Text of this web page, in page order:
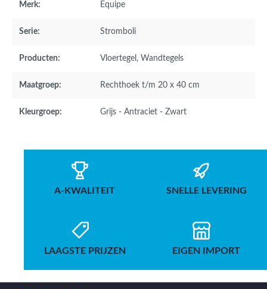
Merk: Equipe
Serie: Stromboli
Producten: Vloertegel , Wandtegels
Maatgroep: Rechthoek t/m 20 x 40 cm
Kleurgroep: Grijs - Antraciet - Zwart
A-KWALITEIT SNELLE LEVERING
LAAGSTE PRIJZEN EIGEN IMPORT